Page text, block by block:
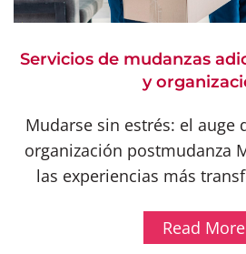
Servicios de mudanzas
y
Mudarse sin estrés: el auge
organización postmudanza
las experiencias más
Read More